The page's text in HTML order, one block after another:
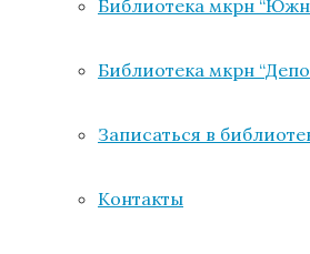
Библиотека мкрн
Библиотека мкрн
Записаться в
Контакты